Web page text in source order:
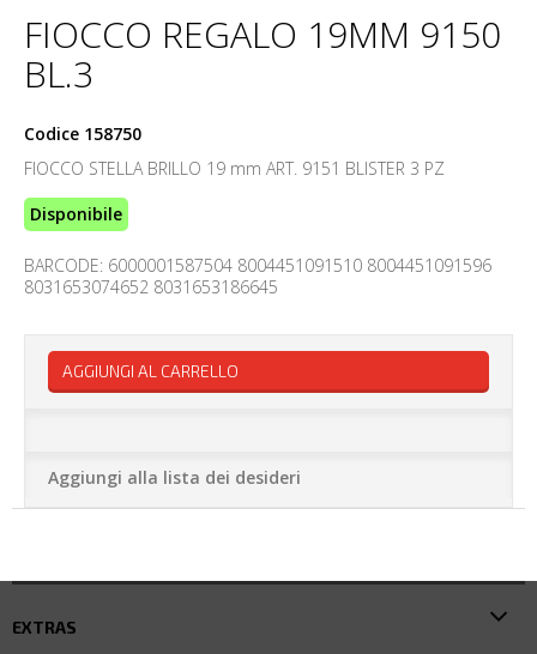
FIOCCO REGALO 19MM 9150
BL.3
Codice 158750
FIOCCO STELLA BRILLO 19 mm ART. 9151 BLISTER 3 PZ
Disponibile
BARCODE: 6000001587504 8004451091510 8004451091596
8031653074652 8031653186645
AGGIUNGI AL CARRELLO
Aggiungi alla lista dei desideri
EXTRAS